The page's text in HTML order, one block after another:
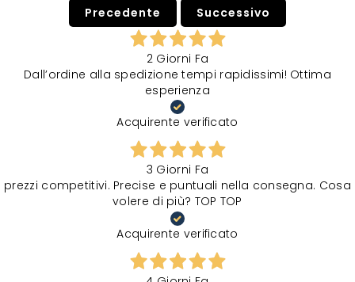
Precedente
Successivo
2 Giorni Fa
Dall’ordine alla spedizione tempi rapidissimi! Ottima
esperienza
Acquirente verificato
3 Giorni Fa
prezzi competitivi. Precise e puntuali nella consegna. Cosa
volere di più? TOP TOP
Acquirente verificato